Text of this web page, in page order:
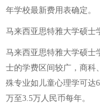
年学校最新费用表确定。
马来西亚思特雅大学硕士
马来西亚思特雅大学硕士
士的学费区间较广，商科
殊专业如儿童心理学可达
万至3.5万人民币每年。